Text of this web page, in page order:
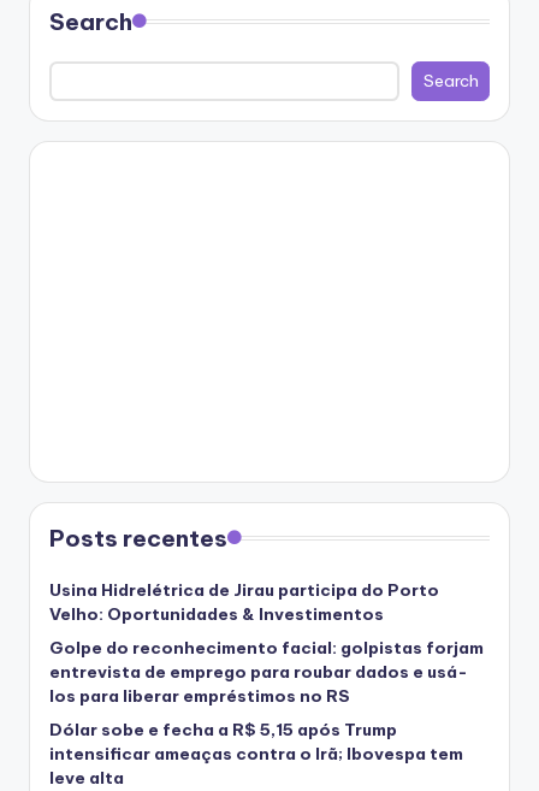
Search
Search
Posts recentes
Usina Hidrelétrica de Jirau participa do Porto
Velho: Oportunidades & Investimentos
Golpe do reconhecimento facial: golpistas forjam
entrevista de emprego para roubar dados e usá-
los para liberar empréstimos no RS
Dólar sobe e fecha a R$ 5,15 após Trump
intensificar ameaças contra o Irã; Ibovespa tem
leve alta